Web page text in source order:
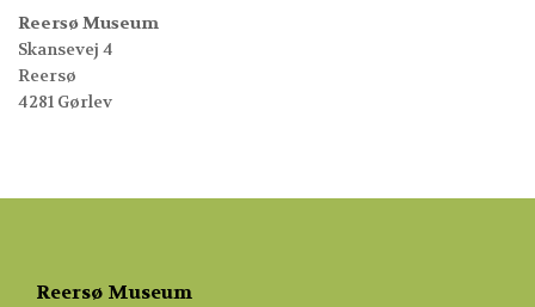
Reersø Museum
Skansevej 4
Reersø
4281 Gørlev
Reersø Museum